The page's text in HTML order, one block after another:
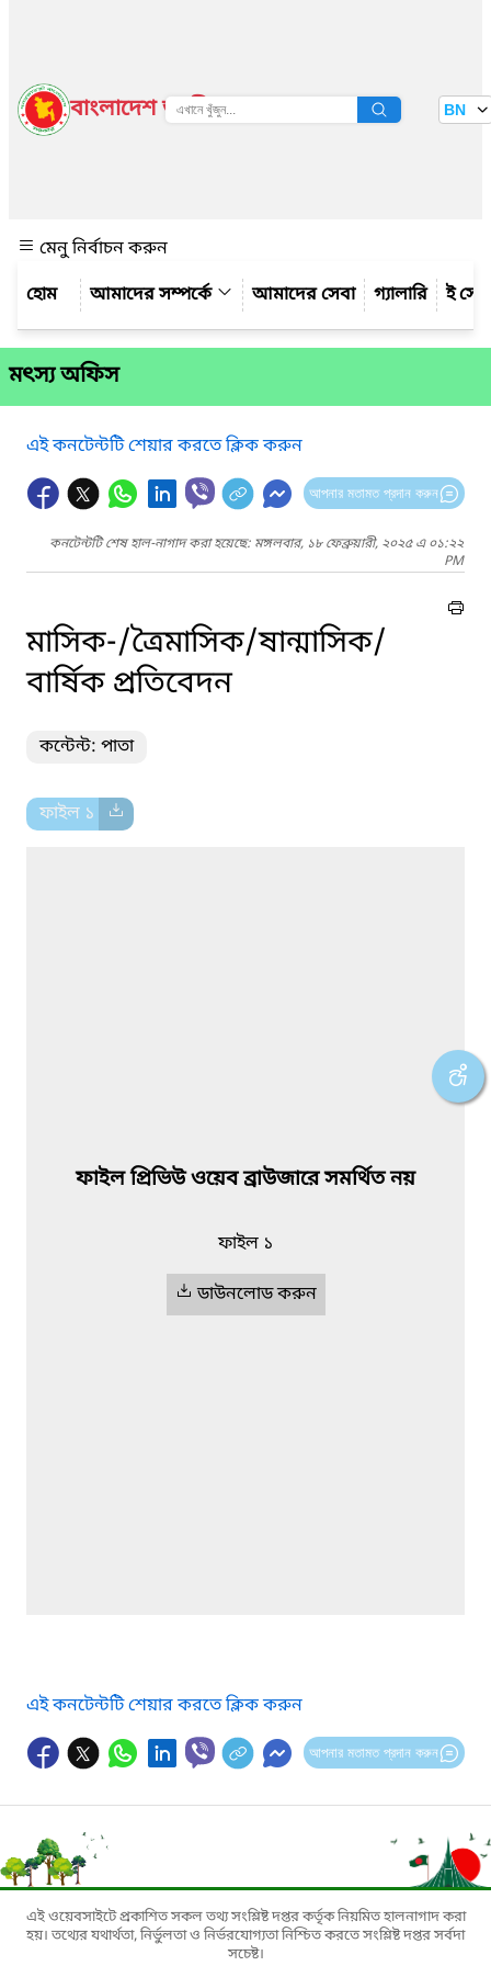
বাংলাদেশ জাতীয় তথ্য বাতায়ন BN
মেনু নির্বাচন করুন
আমাদের সম্পর্কে
আমাদের সেবা গ্যালারি ই
মৎস্য অফিস
এই কনটেন্টটি শেয়ার করতে ক্লিক করুন
আপনার মতামত প্রদান করুন
কনটেন্টটি শেষ হাল-নাগাদ করা হয়েছে: মঙ্গলবার, ১৮ ফেব্রুয়ারী, ২০২৫ এ ০১:২২
PM
মাসিক-/ত্রৈমাসিক/ষান্মাসিক/
বার্ষিক প্রতিবেদন
কন্টেন্ট: পাতা
ফাইল ১
ফাইল প্রিভিউ ওয়েব ব্রাউজারে সমর্থিত নয়
ফাইল ১
ডাউনলোড করুন
এই কনটেন্টটি শেয়ার করতে ক্লিক করুন
আপনার মতামত প্রদান করুন
এই ওয়েবসাইটে প্রকাশিত সকল তথ্য সংশ্লিষ্ট দপ্তর কর্তৃক নিয়মিত হালনাগাদ করা
হয়। তথ্যের যথার্থতা, নির্ভুলতা ও নির্ভরযোগ্যতা নিশ্চিত করতে সংশ্লিষ্ট দপ্তর সর্বদা
সচেষ্ট।